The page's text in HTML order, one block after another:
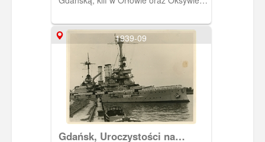
1939-09
Gdańsk, Uroczystości na